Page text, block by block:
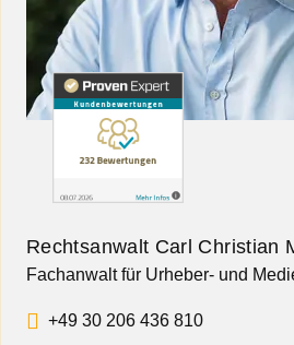
Rechtsanwalt Carl Christian
Fachanwalt für Urheber- und
+49 30 206 436 810